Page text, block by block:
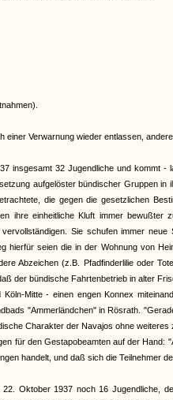
einer Verwarnung wieder entlassen,
insgesamt 32 Jugendliche und kommt
aufgelöster bündischer Gruppen
die gegen die gesetzlichen
ihre einheitliche Kluft immer bewußter
Sie schufen immer
hierfür seien die in der Wohnung von
Abzeichen (z.B. Pfadfinderlilie oder
der bündische Fahrtenbetrieb in alter
Mitte - einen engen Konnex
"Ammerländchen" in Rösrath.
Charakter der Navajos ohne
für den Gestapobeamten auf der
handelt, und daß sich die Teilnehmer
Oktober 1937 noch 16 Jugendliche,